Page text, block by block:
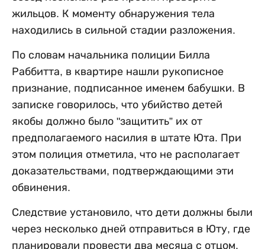
жильцов. К моменту обнаружения тела
находились в сильной стадии разложения.
По словам начальника полиции Билла
Раббитта, в квартире нашли рукописное
признание, подписанное именем бабушки. В
записке говорилось, что убийство детей
якобы должно было "защитить” их от
предполагаемого насилия в штате Юта. При
этом полиция отметила, что не располагает
доказательствами, подтверждающими эти
обвинения.
Следствие установило, что дети должны были
через несколько дней отправиться в Юту, где
планировали провести два месяца с отцом.